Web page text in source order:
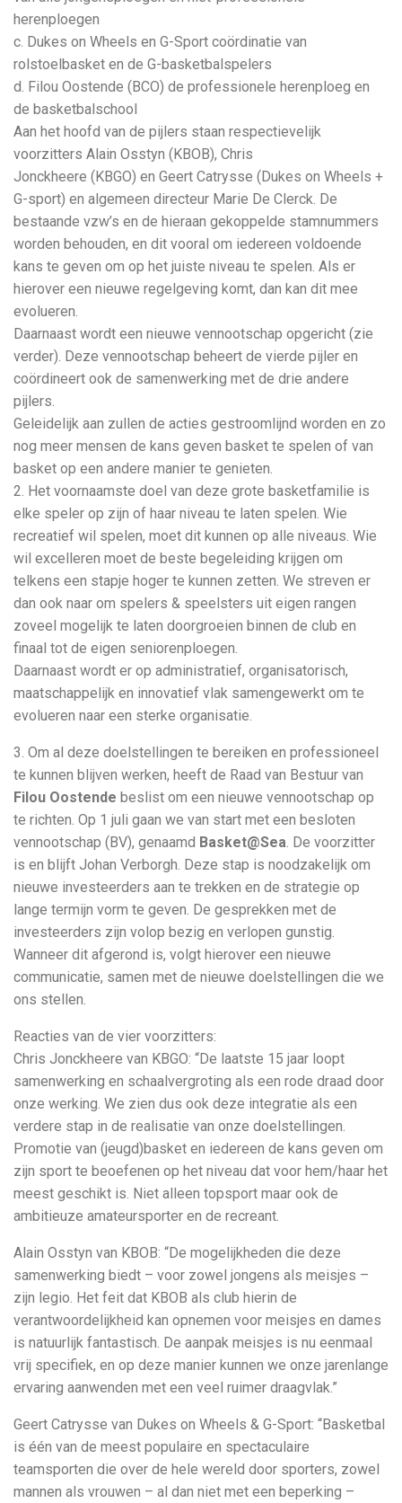
herenploegen
c. Dukes on Wheels en G-Sport coördinatie van
rolstoelbasket en de G-basketbalspelers
d. Filou Oostende (BCO) de professionele herenploeg en
de basketbalschool
Aan het hoofd van de pijlers staan respectievelijk
voorzitters Alain Osstyn (KBOB), Chris
Jonckheere (KBGO) en Geert Catrysse (Dukes on Wheels +
G-sport) en algemeen directeur Marie De Clerck. De
bestaande vzw’s en de hieraan gekoppelde stamnummers
worden behouden, en dit vooral om iedereen voldoende
kans te geven om op het juiste niveau te spelen. Als er
hierover een nieuwe regelgeving komt, dan kan dit mee
evolueren.
Daarnaast wordt een nieuwe vennootschap opgericht (zie
verder). Deze vennootschap beheert de vierde pijler en
coördineert ook de samenwerking met de drie andere
pijlers.
Geleidelijk aan zullen de acties gestroomlijnd worden en zo
nog meer mensen de kans geven basket te spelen of van
basket op een andere manier te genieten.
2. Het voornaamste doel van deze grote basketfamilie is
elke speler op zijn of haar niveau te laten spelen. Wie
recreatief wil spelen, moet dit kunnen op alle niveaus. Wie
wil excelleren moet de beste begeleiding krijgen om
telkens een stapje hoger te kunnen zetten. We streven er
dan ook naar om spelers & speelsters uit eigen rangen
zoveel mogelijk te laten doorgroeien binnen de club en
finaal tot de eigen seniorenploegen.
Daarnaast wordt er op administratief, organisatorisch,
maatschappelijk en innovatief vlak samengewerkt om te
evolueren naar een sterke organisatie.
3. Om al deze doelstellingen te bereiken en professioneel
te kunnen blijven werken, heeft de Raad van Bestuur van
Filou Oostende beslist om een nieuwe vennootschap op
te richten. Op 1 juli gaan we van start met een besloten
vennootschap (BV), genaamd Basket@Sea. De voorzitter
is en blijft Johan Verborgh. Deze stap is noodzakelijk om
nieuwe investeerders aan te trekken en de strategie op
lange termijn vorm te geven. De gesprekken met de
investeerders zijn volop bezig en verlopen gunstig.
Wanneer dit afgerond is, volgt hierover een nieuwe
communicatie, samen met de nieuwe doelstellingen die we
ons stellen.
Reacties van de vier voorzitters:
Chris Jonckheere van KBGO: “De laatste 15 jaar loopt
samenwerking en schaalvergroting als een rode draad door
onze werking. We zien dus ook deze integratie als een
verdere stap in de realisatie van onze doelstellingen.
Promotie van (jeugd)basket en iedereen de kans geven om
zijn sport te beoefenen op het niveau dat voor hem/haar het
meest geschikt is. Niet alleen topsport maar ook de
ambitieuze amateursporter en de recreant.
Alain Osstyn van KBOB: “De mogelijkheden die deze
samenwerking biedt – voor zowel jongens als meisjes –
zijn legio. Het feit dat KBOB als club hierin de
verantwoordelijkheid kan opnemen voor meisjes en dames
is natuurlijk fantastisch. De aanpak meisjes is nu eenmaal
vrij specifiek, en op deze manier kunnen we onze jarenlange
ervaring aanwenden met een veel ruimer draagvlak.”
Geert Catrysse van Dukes on Wheels & G-Sport: “Basketbal
is één van de meest populaire en spectaculaire
teamsporten die over de hele wereld door sporters, zowel
mannen als vrouwen – al dan niet met een beperking –